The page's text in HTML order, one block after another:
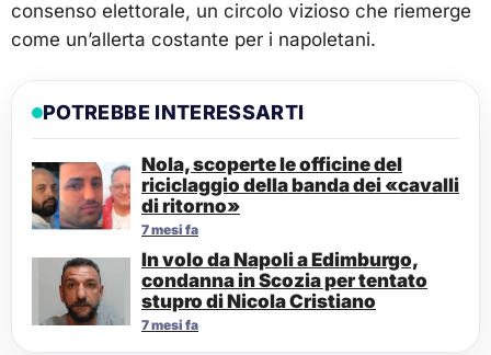
consenso elettorale, un circolo vizioso che riemerge
come un’allerta costante per i napoletani.
POTREBBE INTERESSARTI
Nola, scoperte le officine del
riciclaggio della banda dei «cavalli
di ritorno»
7 mesi fa
In volo da Napoli a Edimburgo,
condanna in Scozia per tentato
stupro di Nicola Cristiano
7 mesi fa